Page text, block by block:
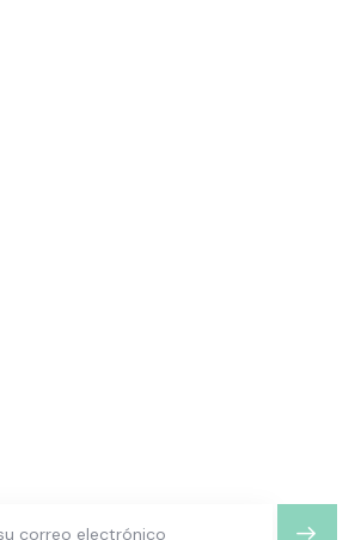
SUSCRI